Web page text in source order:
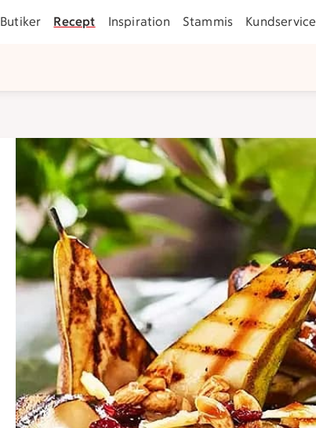
Butiker Recept Inspiration Stammis Kundservice